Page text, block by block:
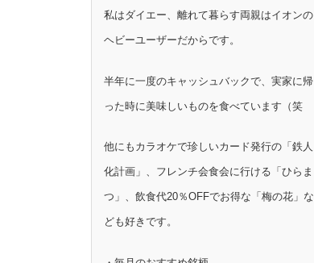
私はダイエー、離れて暮らす両親はイオンの
ヘビーユーザーだからです。
半年に一度のキャッシュバックで、実家に帰
った時に美味しいものを食べています（笑
他にもカラオケで珍しいカード発行の「鉄人
化計画」、フレンチ会食会に行ける「ひらま
つ」、飲食代20％OFFでお得な「梅の花」な
ども好きです。